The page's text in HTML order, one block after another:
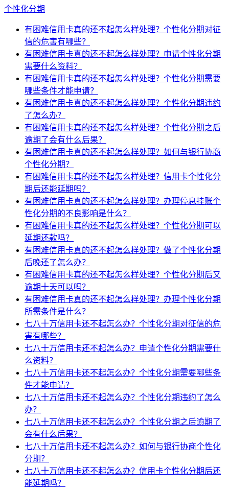
个性化分期
有困难信用卡真的还不起怎么样处理？个性化分期对征
信的危害有哪些？
有困难信用卡真的还不起怎么样处理？申请个性化分期
需要什么资料？
有困难信用卡真的还不起怎么样处理？个性化分期需要
哪些条件才能申请？
有困难信用卡真的还不起怎么样处理？个性化分期违约
了怎么办？
有困难信用卡真的还不起怎么样处理？个性化分期之后
逾期了会有什么后果？
有困难信用卡真的还不起怎么样处理？如何与银行协商
个性化分期？
有困难信用卡真的还不起怎么样处理？信用卡个性化分
期后还能延期吗？
有困难信用卡真的还不起怎么样处理？办理停息挂账个
性化分期的不良影响是什么？
有困难信用卡真的还不起怎么样处理？个性化分期可以
延期还款吗？
有困难信用卡真的还不起怎么样处理？做了个性化分期
后晚还了怎么办？
有困难信用卡真的还不起怎么样处理？个性化分期后又
逾期十天可以吗？
有困难信用卡真的还不起怎么样处理？办理个性化分期
所需条件是什么？
七八十万信用卡还不起怎么办？个性化分期对征信的危
害有哪些？
七八十万信用卡还不起怎么办？申请个性化分期需要什
么资料？
七八十万信用卡还不起怎么办？个性化分期需要哪些条
件才能申请？
七八十万信用卡还不起怎么办？个性化分期违约了怎么
办？
七八十万信用卡还不起怎么办？个性化分期之后逾期了
会有什么后果？
七八十万信用卡还不起怎么办？如何与银行协商个性化
分期？
七八十万信用卡还不起怎么办？信用卡个性化分期后还
能延期吗？